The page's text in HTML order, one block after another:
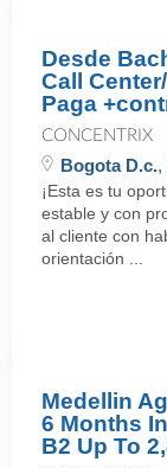
Desde
Call
Paga
CONCENTRIX
Bogota D.c.,
¡Esta es tu
estable y con
al cliente con
orientación ...
Medellin
6 Months
B2 Up To